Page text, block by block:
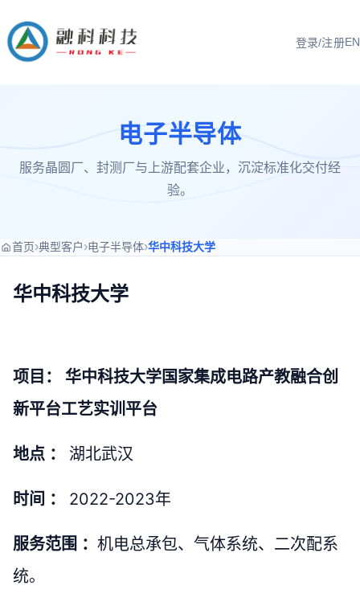
登录/注册EN
电子半导体
服务晶圆厂、封测厂与上游配套企业，沉淀标准化交付经
验。
首页›典型客户›电子半导体›华中科技大学
华中科技大学
项目： 华中科技大学国家集成电路产教融合创
新平台工艺实训平台
地点 ： 湖北武汉
时间 ： 2022-2023年
服务范围 ： 机电总承包、气体系统、二次配系
统。